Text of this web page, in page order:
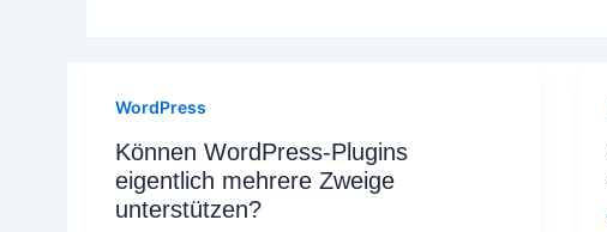
WordPress
Können WordPress-Plugins
eigentlich mehrere Zweige
unterstützen?